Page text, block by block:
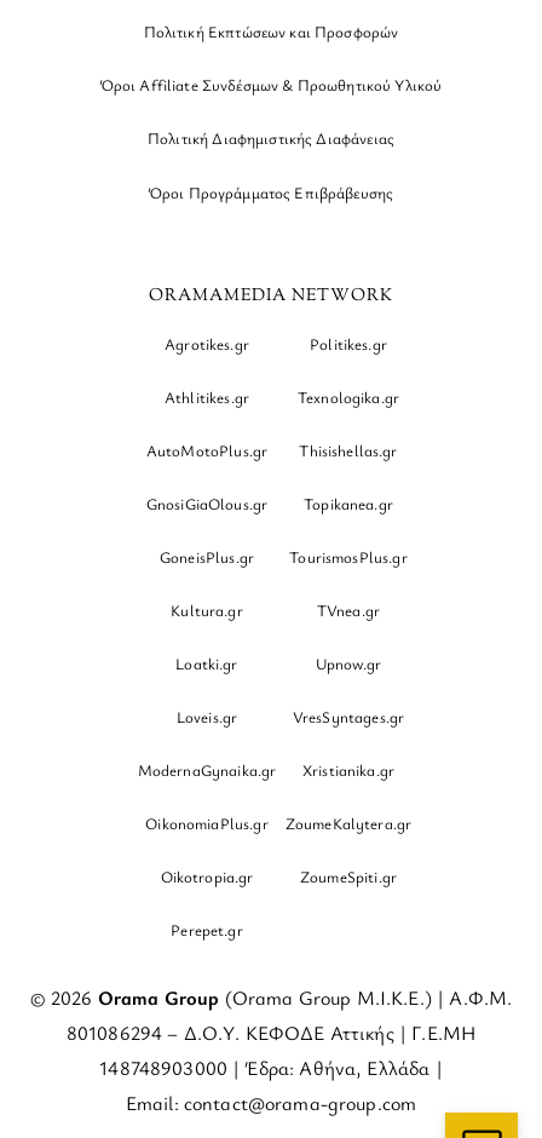
Πολιτική Εκπτώσεων και Προσφορών
Όροι Affiliate Συνδέσμων & Προωθητικού Υλικού
Πολιτική Διαφημιστικής Διαφάνειας
Όροι Προγράμματος Επιβράβευσης
ORAMAMEDIA NETWORK
Agrotikes.gr Politikes.gr
Athlitikes.gr Texnologika.gr
AutoMotoPlus.gr Thisishellas.gr
GnosiGiaOlous.gr Topikanea.gr
GoneisPlus.gr TourismosPlus.gr
Kultura.gr TVnea.gr
Loatki.gr Upnow.gr
Loveis.gr VresSyntages.gr
ModernaGynaika.gr Xristianika.gr
OikonomiaPlus.gr ZoumeKalytera.gr
Oikotropia.gr ZoumeSpiti.gr
Perepet.gr
© 2026 Orama Group (Orama Group Μ.Ι.Κ.Ε.) | Α.Φ.Μ.
801086294 – Δ.Ο.Υ. ΚΕΦΟΔΕ Αττικής | Γ.Ε.ΜΗ
148748903000 | Έδρα: Αθήνα, Ελλάδα |
Email: contact@orama-group.com